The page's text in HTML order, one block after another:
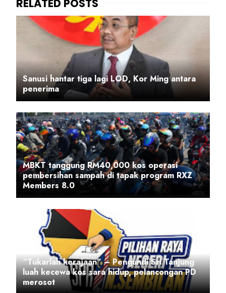
Sanusi hantar tiga lagi LOD, Kor Ming antara
penerima
MBKT tanggung RM40,000 kos operasi
pembersihan sampah di tapak program RXZ
Members 8.0
“Tukarlah kerajaan” – Pengundi Sri Tanjung
luah kecewa kos sara hidup, pelancongan PD
merosot